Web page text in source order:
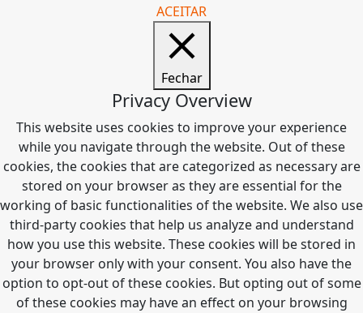
ACEITAR
Fechar
Privacy Overview
This website uses cookies to improve your experience
while you navigate through the website. Out of these
cookies, the cookies that are categorized as necessary are
stored on your browser as they are essential for the
working of basic functionalities of the website. We also use
third-party cookies that help us analyze and understand
how you use this website. These cookies will be stored in
your browser only with your consent. You also have the
option to opt-out of these cookies. But opting out of some
of these cookies may have an effect on your browsing